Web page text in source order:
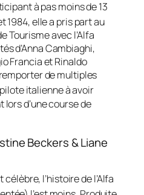
à pas moins de 13
1984, elle a pris part au
Tourisme avec l’Alfa
d’Anna Cambiaghi,
Francia et Rinaldo
de multiples
italienne à avoir
d’une course de
Beckers & Liane
l’histoire de l’Alfa